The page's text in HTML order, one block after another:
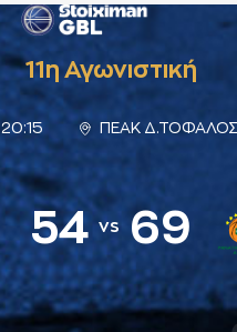
11η Αγωνιστική
20:15 ΠΕΑΚ Δ.ΤΟΦΑΛΟΣ
54vs69